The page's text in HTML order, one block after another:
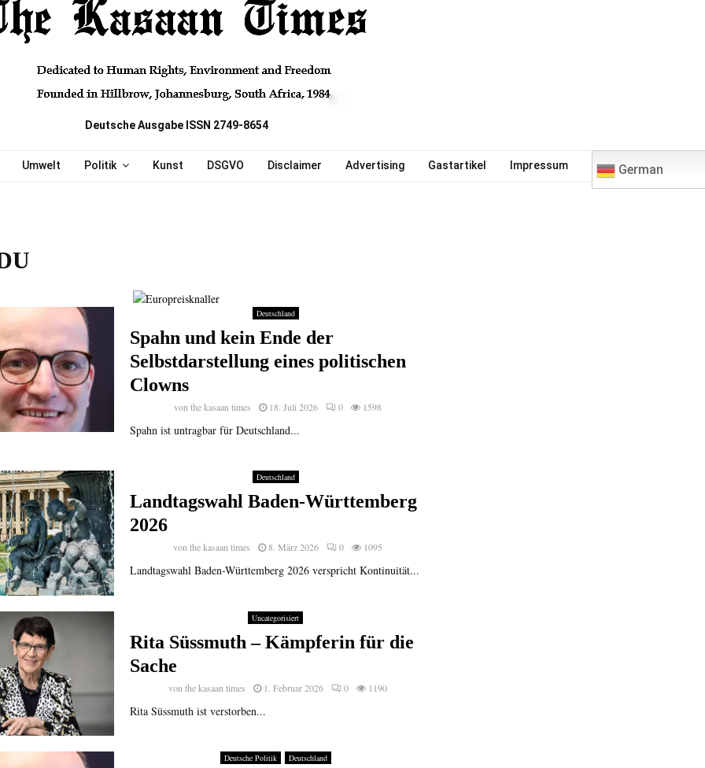
Deutsche Ausgabe ISSN 2749-8654
Umwelt Politik Kunst DSGVO Disclaimer Advertising Gastartikel Impressum German
Deutschland
Spahn und kein Ende der
Selbstdarstellung eines politischen
Clowns
vonthe kasaan times 18. Juli 2026 0 1598
Spahn ist untragbar für Deutschland...
Deutschland
Landtagswahl Baden-Württemberg
2026
vonthe kasaan times 8. März 2026 0 1095
Landtagswahl Baden-Württemberg 2026 verspricht Kontinuität...
Uncategorisiert
Rita Süssmuth – Kämpferin für die
Sache
von the kasaan times 1. Februar 2026 0 1190
Rita Süssmuth ist verstorben...
Deutsche Politik Deutschland